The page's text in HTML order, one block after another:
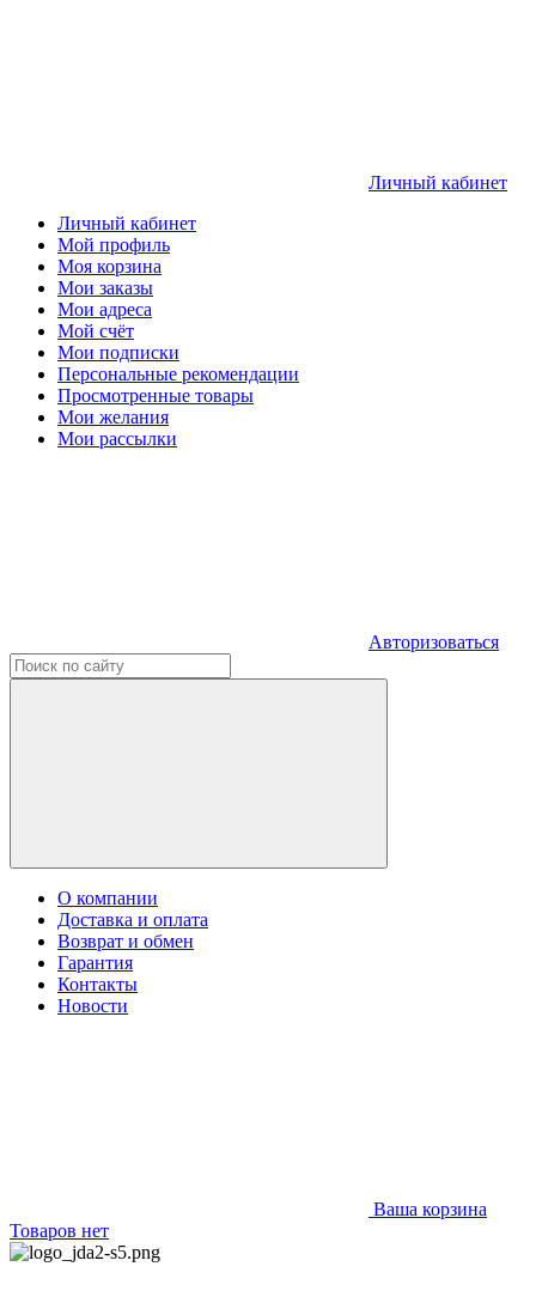
Личный кабинет
Личный кабинет
Мой профиль
Моя корзина
Мои заказы
Мои адреса
Мой счёт
Мои подписки
Персональные рекомендации
Просмотренные товары
Мои желания
Мои рассылки
Авторизоваться
О компании
Доставка и оплата
Возврат и обмен
Гарантия
Контакты
Новости
Ваша корзина
Товаров нет